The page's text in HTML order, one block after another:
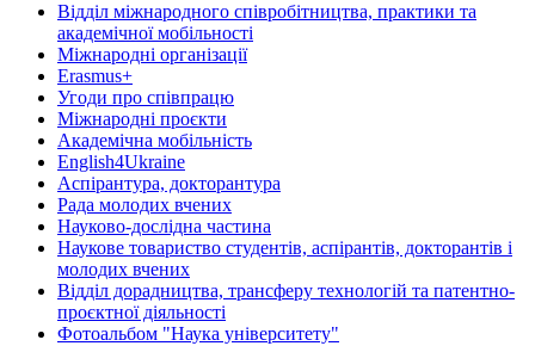
Відділ міжнародного співробітництва, практики та
академічної мобільності
Міжнародні організації
Erasmus+
Угоди про співпрацю
Міжнародні проєкти
Академічна мобільність
English4Ukraine
Аспірантура, докторантура
Рада молодих вчених
Науково-дослідна частина
Наукове товариство студентів, аспірантів, докторантів і
молодих вчених
Відділ дорадництва, трансферу технологій та патентно-
проєктної діяльності
Фотоальбом "Наука університету"